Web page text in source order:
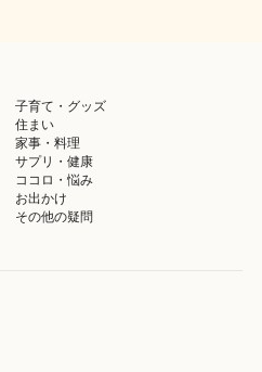
子育て・グッズ
住まい
家事・料理
サプリ・健康
ココロ・悩み
お出かけ
その他の疑問